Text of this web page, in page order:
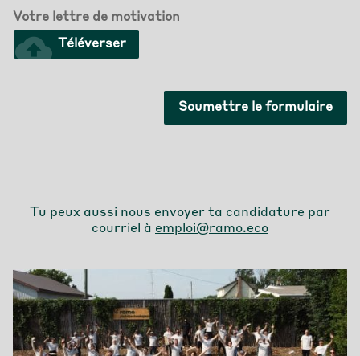
Votre lettre de motivation
cloud_upload Téléverser
Soumettre le formulaire
Tu peux aussi nous envoyer ta candidature par
courriel à emploi@ramo.eco